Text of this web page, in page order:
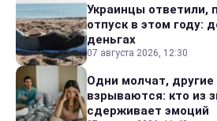
Украинцы ответили,
отпуск в этом году:
деньгах
07 августа 2026, 12:30
Одни молчат, другие
взрываются: кто из
сдерживает эмоций